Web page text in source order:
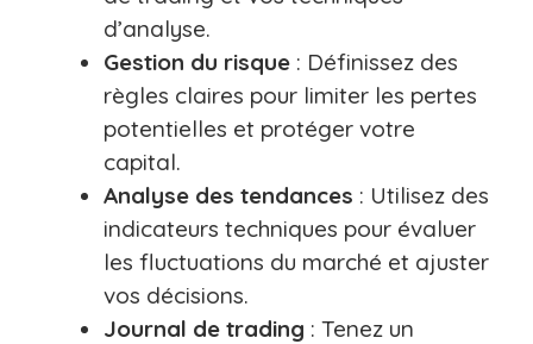
d’analyse.
Gestion du risque : Définissez des
règles claires pour limiter les pertes
potentielles et protéger votre
capital.
Analyse des tendances : Utilisez des
indicateurs techniques pour évaluer
les fluctuations du marché et ajuster
vos décisions.
Journal de trading : Tenez un